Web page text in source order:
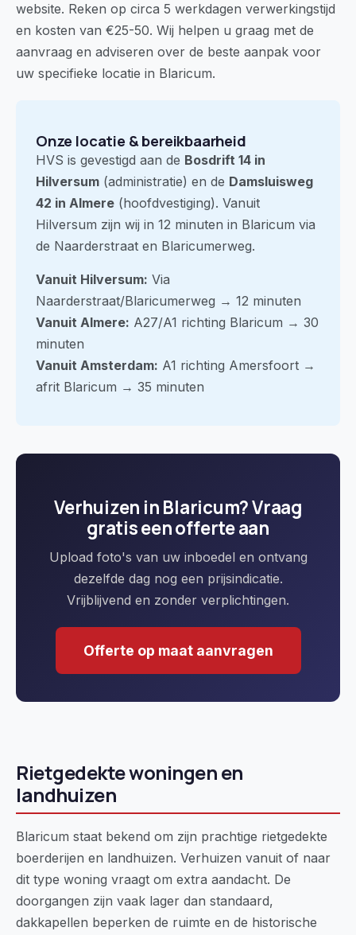
website. Reken op circa 5 werkdagen verwerkingstijd
en kosten van €25-50. Wij helpen u graag met de
aanvraag en adviseren over de beste aanpak voor
uw specifieke locatie in Blaricum.
Onze locatie & bereikbaarheid
HVS is gevestigd aan de Bosdrift 14 in
Hilversum (administratie) en de Damsluisweg
42 in Almere (hoofdvestiging). Vanuit
Hilversum zijn wij in 12 minuten in Blaricum via
de Naarderstraat en Blaricumerweg.
Vanuit Hilversum: Via
Naarderstraat/Blaricumerweg → 12 minuten
Vanuit Almere: A27/A1 richting Blaricum → 30
minuten
Vanuit Amsterdam: A1 richting Amersfoort →
afrit Blaricum → 35 minuten
Verhuizen in Blaricum? Vraag
gratis een offerte aan
Upload foto's van uw inboedel en ontvang
dezelfde dag nog een prijsindicatie.
Vrijblijvend en zonder verplichtingen.
Offerte op maat aanvragen
Rietgedekte woningen en
landhuizen
Blaricum staat bekend om zijn prachtige rietgedekte
boerderijen en landhuizen. Verhuizen vanuit of naar
dit type woning vraagt om extra aandacht. De
doorgangen zijn vaak lager dan standaard,
dakkapellen beperken de ruimte en de historische